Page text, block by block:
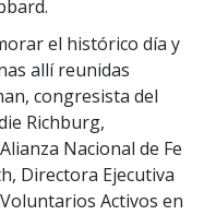
el histórico día y
allí reunidas
congresista del
Richburg,
Nacional de Fe
Directora Ejecutiva
Activos en